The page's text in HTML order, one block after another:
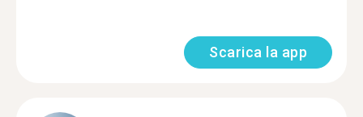
Scarica la app